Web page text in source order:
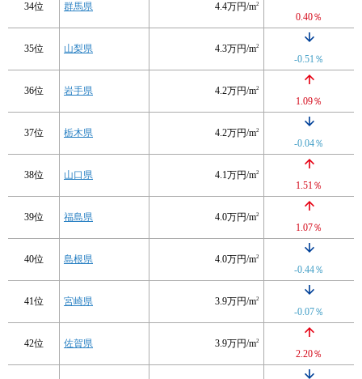
34位 群馬県 4.4万円/m2
0.40％
35位 山梨県 4.3万円/m2
-0.51％
36位 岩手県 4.2万円/m2
1.09％
37位 栃木県 4.2万円/m2
-0.04％
38位 山口県 4.1万円/m2
1.51％
39位 福島県 4.0万円/m2
1.07％
40位 島根県 4.0万円/m2
-0.44％
41位 宮崎県 3.9万円/m2
-0.07％
42位 佐賀県 3.9万円/m2
2.20％